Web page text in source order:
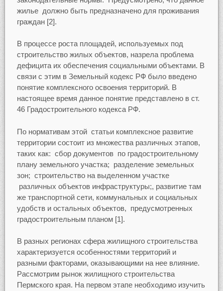
жилье должно быть предназначено для проживания
граждан [2].
В процессе роста площадей, используемых под
строительство жилых объектов, назрела проблема
дефицита их обеспечения социальными объектами. В
связи с этим в Земельный кодекс РФ было введено
понятие комплексного освоения территорий. В
настоящее время данное понятие представлено в ст.
46 Градостроительного кодекса РФ.
По нормативам этой статьи комплексное развитие
территории состоит из множества различных этапов,
таких как: сбор документов по градостроительному
плану земельного участка; разделение земельных
зон; строительство на выделенном участке
различных объектов инфраструктуры;, развитие там
же транспортной сети, коммунальных и социальных
удобств и остальных объектов, предусмотренных
градостроительным планом [1].
В разных регионах сфера жилищного строительства
характеризуется особенностями территорий и
разными факторами, оказывающими на нее влияние.
Рассмотрим рынок жилищного строительства
Пермского края. На первом этапе необходимо изучить